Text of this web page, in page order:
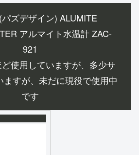
ズデザイン) ALUMITE
アルマイト水温計 ZAC-
921
使用していますが、多少サ
ますが、未だに現役で使用中
です